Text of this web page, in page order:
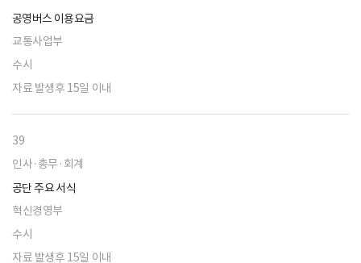
공영버스 이용요금
교통사업부
수시
자료 발생후 15일 이내
39
인사·총무·회계
공단 주요 서식
혁신경영부
수시
자료 발생후 15일 이내